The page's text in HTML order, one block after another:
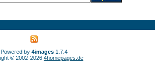
Powered by 4images 1.7.4
© 2002-2026 4homepages.de